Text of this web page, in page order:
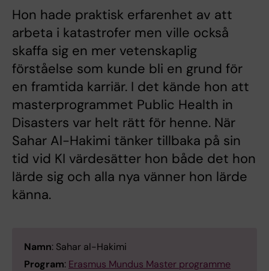
Hon hade praktisk erfarenhet av att
arbeta i katastrofer men ville också
skaffa sig en mer vetenskaplig
förståelse som kunde bli en grund för
en framtida karriär. I det kände hon att
masterprogrammet Public Health in
Disasters var helt rätt för henne. När
Sahar Al-Hakimi tänker tillbaka på sin
tid vid KI värdesätter hon både det hon
lärde sig och alla nya vänner hon lärde
känna.
Namn: Sahar al-Hakimi
Program: Erasmus Mundus Master programme